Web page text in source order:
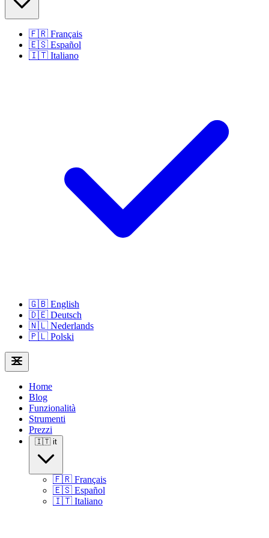
🇫🇷 Français
🇪🇸 Español
🇮🇹 Italiano
🇬🇧 English
🇩🇪 Deutsch
🇳🇱 Nederlands
🇵🇱 Polski
Home
Blog
Funzionalità
Strumenti
Prezzi
🇮🇹 it
🇫🇷 Français
🇪🇸 Español
🇮🇹 Italiano